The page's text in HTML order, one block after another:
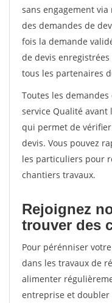
sans engagement
des demandes de
fois la demande
de devis
tous les partenaires
Toutes les
service Qualité avant
qui permet de
devis. Vous pouvez
les particuliers pour
chantiers travaux.
Rejoignez
trouver des
Pour pérénniser
dans les travaux de
alimenter
entreprise et